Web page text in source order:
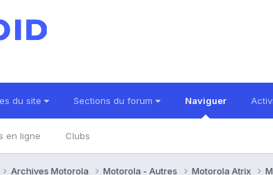
du site Sections du forum Naviguer
en ligne Clubs
Archives Motorola Motorola - Autres Motorola Atrix